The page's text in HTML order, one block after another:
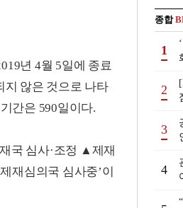
년 4월 5일에 종료
지 않은 것으로 나타
간은 590일이다.
국 심사·조정 ▲제재
재심의국 심사중’이
종합
1
2
3
4